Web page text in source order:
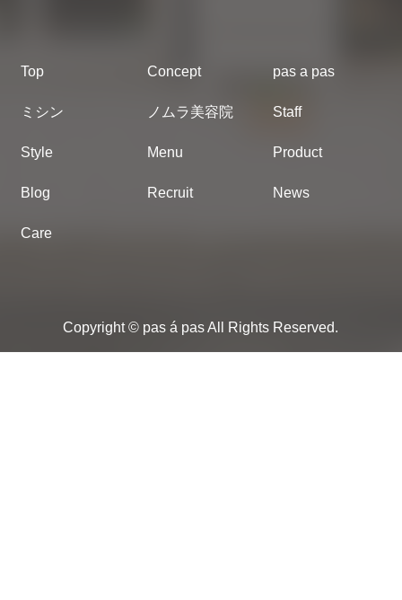
Top Concept pas a pas
ミシン ノムラ美容院 Staff
Style Menu Product
Blog Recruit News
Care
Copyright © pas á pas All Rights Reserved.